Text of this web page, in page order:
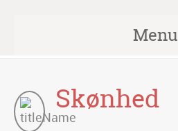
Menu
Skønhed